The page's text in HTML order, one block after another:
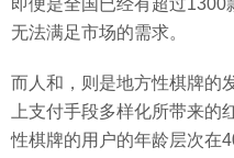
即便是全国已经有超过
无法满足市场的需求。
而人和，则是地方性棋牌的
上支付手段多样化所带来
性棋牌的用户的年龄层次在